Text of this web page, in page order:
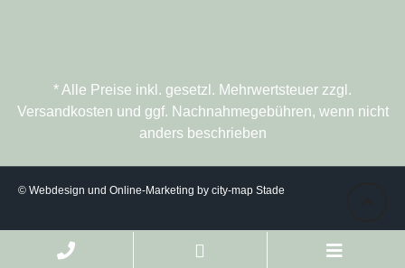
* Alle Preise inkl. gesetzl. Mehrwertsteuer zzgl.
Versandkosten und ggf. Nachnahmegebühren, wenn nicht
anders beschrieben
© Webdesign und Online-Marketing by city-map Stade